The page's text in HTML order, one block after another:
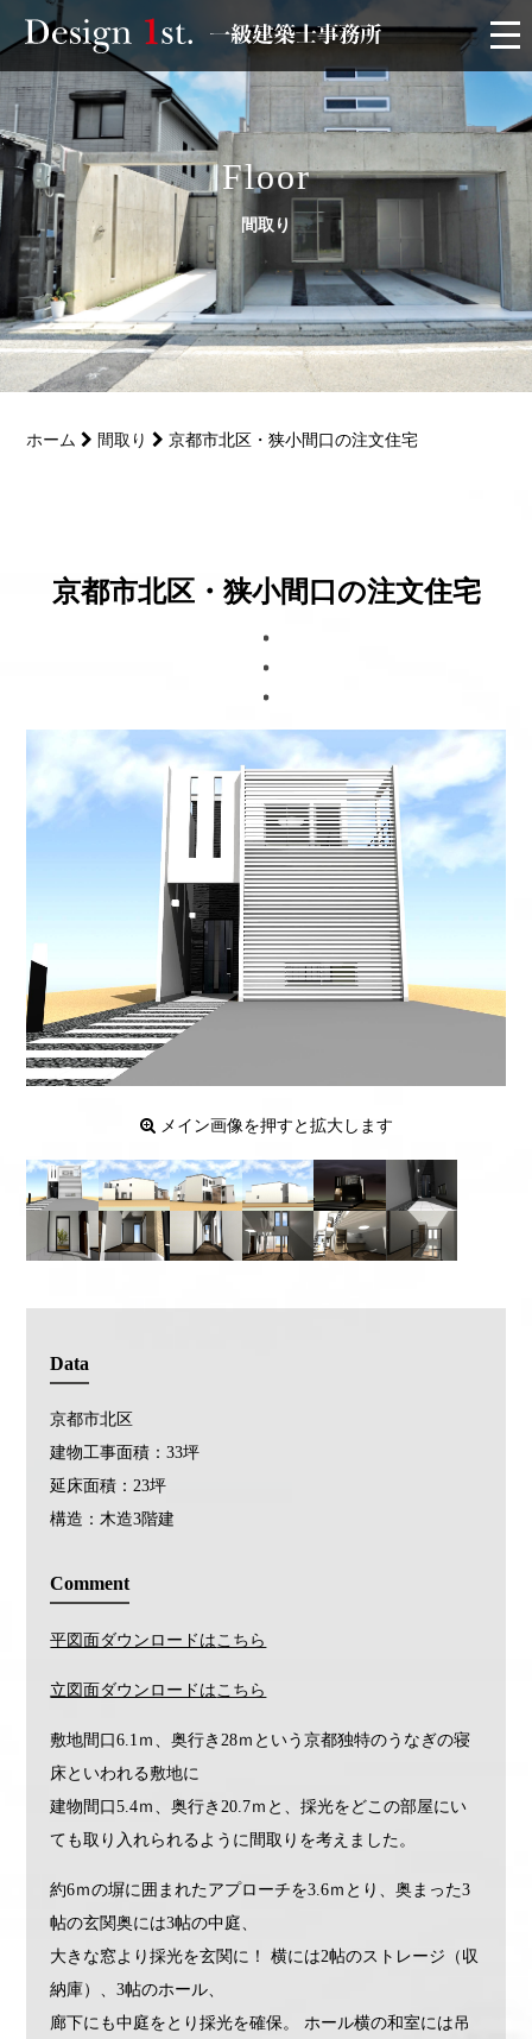
モニター
施工実績・施工事例
リフォーム
お客様の声
家づくり
サービス
ブログ
Floor
間取り
ホーム 間取り 京都市北区・狭小間口の注文住宅
京都市北区・狭小間口の注文住宅
メイン画像を押すと拡大します
Data
京都市北区
建物工事面積：33坪
延床面積：23坪
構造：木造3階建
Comment
平図面ダウンロードは こちら
立図面ダウンロードは こちら
敷地間口6.1ｍ、奥行き28ｍという京都独特のうなぎの寝
床といわれる敷地に
建物間口5.4ｍ、奥行き20.7ｍと、採光をどこの部屋にい
ても取り入れられるように間取りを考えました。
約6ｍの塀に囲まれたアプローチを3.6ｍとり、奥まった3
帖の玄関奥には3帖の中庭、
大きな窓より採光を玄関に！ 横には2帖のストレージ（収
納庫）、3帖のホール、
廊下にも中庭をとり採光を確保。 ホール横の和室には吊